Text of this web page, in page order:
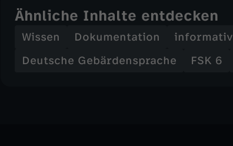
Ähnliche Inhalte entdecken
Wissen Dokumentation informativ
Deutsche Gebärdensprache
FSK 6